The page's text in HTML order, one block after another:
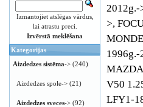
2012g.-
>,
1996g.-
V50
LFY1-
Izmantojiet atslēgas vārdus,
lai atrastu preci.
Izvērstā meklēšana
Kategorijas
Aizdedzes sistēma-> (240)
Aizdedzes spole-> (21)
Aizdedzes sveces-> (92)